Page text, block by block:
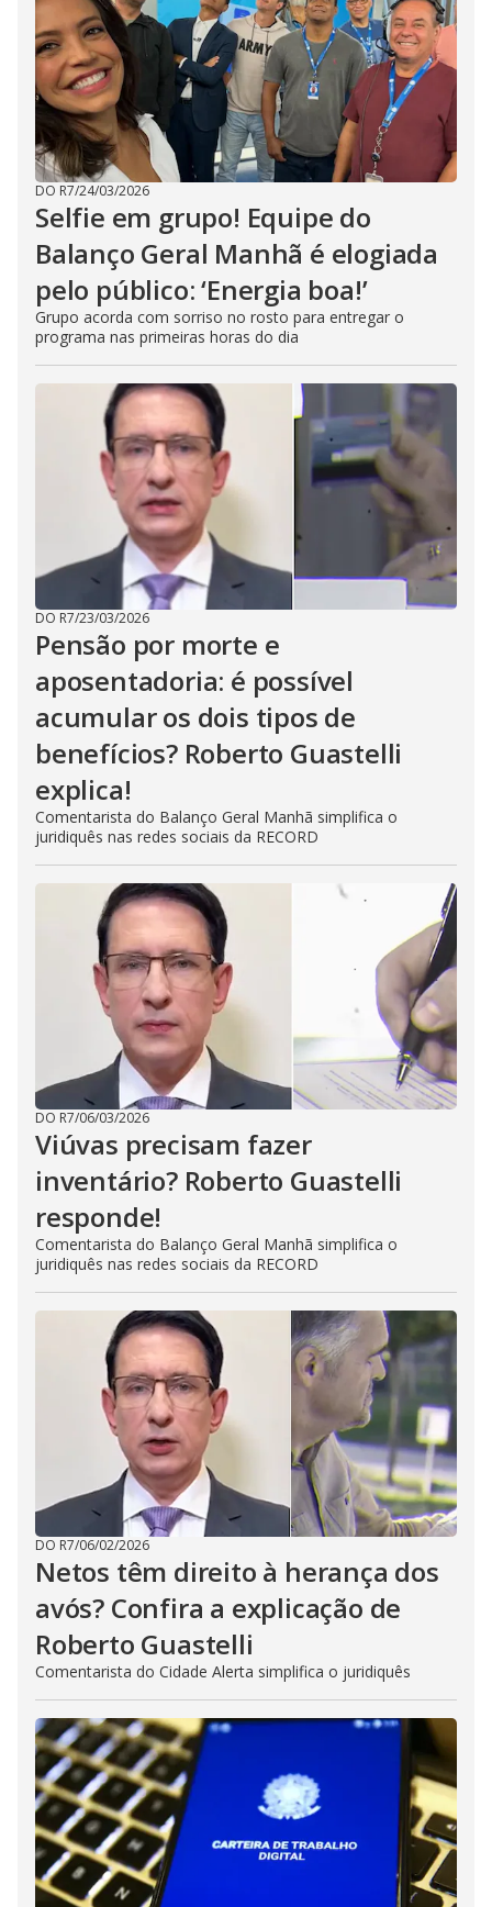
DO R7/24/03/2026
Selfie em grupo! Equipe do
Balanço Geral Manhã é elogiada
pelo público: ‘Energia boa!’
Grupo acorda com sorriso no rosto para entregar o
programa nas primeiras horas do dia
DO R7/23/03/2026
Pensão por morte e
aposentadoria: é possível
acumular os dois tipos de
benefícios? Roberto Guastelli
explica!
Comentarista do Balanço Geral Manhã simplifica o
juridiquês nas redes sociais da RECORD
DO R7/06/03/2026
Viúvas precisam fazer
inventário? Roberto Guastelli
responde!
Comentarista do Balanço Geral Manhã simplifica o
juridiquês nas redes sociais da RECORD
DO R7/06/02/2026
Netos têm direito à herança dos
avós? Confira a explicação de
Roberto Guastelli
Comentarista do Cidade Alerta simplifica o juridiquês